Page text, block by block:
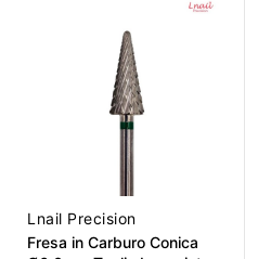
lavorazioni controllate.
Lnail Precision
Fresa in Carburo Conica